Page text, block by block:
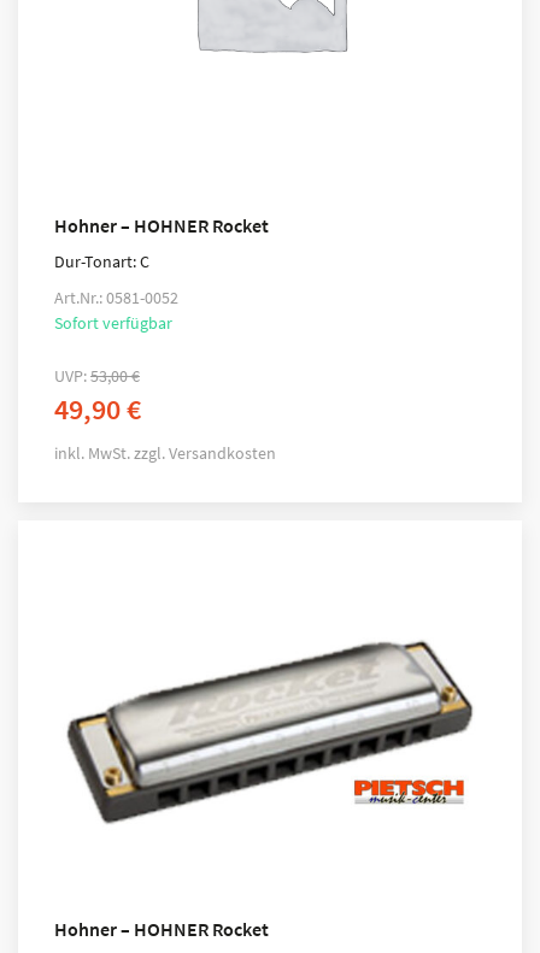
Hohner – HOHNER Rocket
Dur-Tonart: C
Art.Nr.: 0581-0052
Sofort verfügbar
UVP:53,00€
49,90€
inkl. MwSt. zzgl.Versandkosten
Hohner – HOHNER Rocket